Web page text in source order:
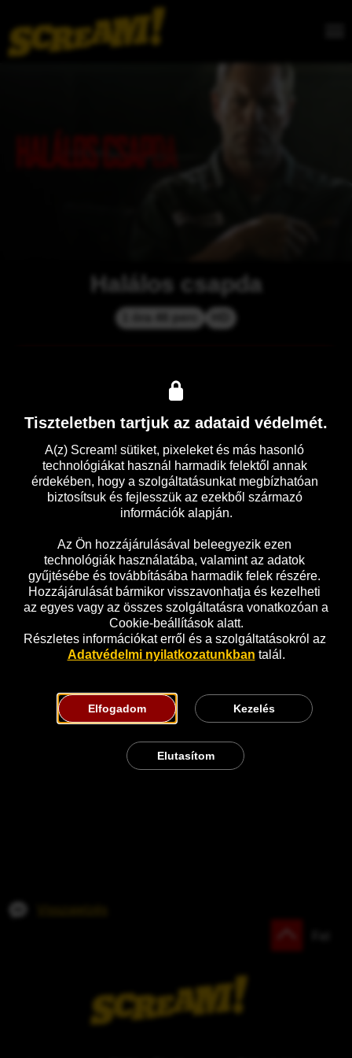
Halálos csapda
Egy amerikai katonai egység öngyilkos küldetése több
kilóméternyi ellenséges, Vietkong alagutakon keresztül
vezet. Miután csapdába esnek az alagutak labirintusában,
az ellenséges erők mellett egy halálos titokkal és szembe
kell nézniük.
Részletek
Tiszteletben tartjuk az adataid védelmét.
A(z) Scream! sütiket, pixeleket és más hasonló
technológiákat használ harmadik felektől annak
érdekében, hogy a szolgáltatásunkat megbízhatóan
biztosítsuk és fejlesszük az ezekből származó
információk alapján.
Az Ön hozzájárulásával beleegyezik ezen
technológiák használatába, valamint az adatok
gyűjtésébe és továbbításába harmadik felek részére.
Hozzájárulását bármikor visszavonhatja és kezelheti
az egyes vagy az összes szolgáltatásra vonatkozóan a
Cookie-beállítások alatt.
Adatvédelmi nyilatkozatunkban talál.
Elfogadom Kezelés
Elutasítom